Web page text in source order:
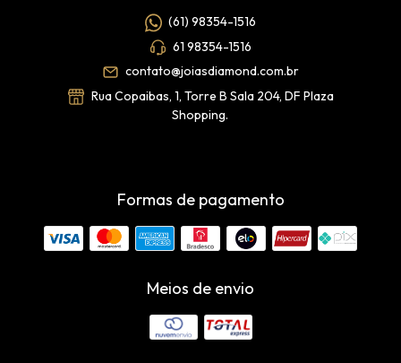
(61) 98354-1516
61 98354-1516
contato@joiasdiamond.com.br
Rua Copaibas, 1, Torre B Sala 204, DF Plaza
Shopping.
Formas de pagamento
Meios de envio